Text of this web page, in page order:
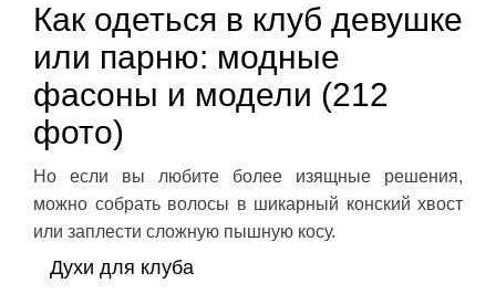
Как одеться в клуб девушке
или парню: модные
фасоны и модели (212
фото)
Но если вы любите более изящные решения,
можно собрать волосы в шикарный конский хвост
или заплести сложную пышную косу.
Духи для клуба